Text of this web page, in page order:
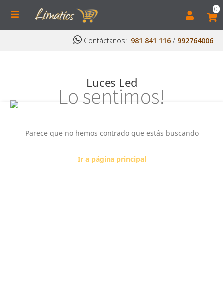
0
Contáctanos: 981 841 116 / 992764006
Luces Led
Lo sentimos!
Parece que no hemos contrado que estás buscando
Ir a página principal